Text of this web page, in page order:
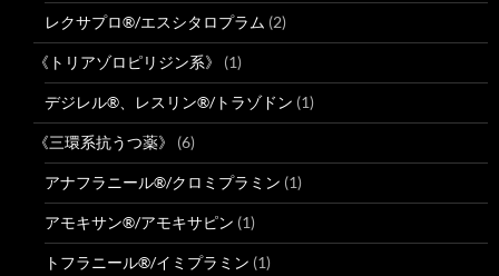
レクサプロ®/エスシタロプラム (2)
《トリアゾロピリジン系》 (1)
デジレル®、レスリン®/トラゾドン (1)
《三環系抗うつ薬》 (6)
アナフラニール®/クロミプラミン (1)
アモキサン®/アモキサピン (1)
トフラニール®/イミプラミン (1)